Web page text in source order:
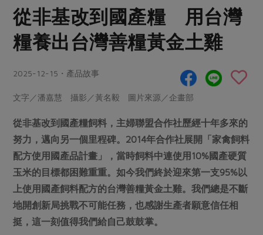
豆製品 米麵雜糧
肉品・水產
畜產肉類
水畜加工品
調理食材・點心
調味醬料/南北貨 烘焙
休閒零嘴 沖泡飲品
保健食品
居家好物
常備菜
蔬食
蛋料理
料理方式
烘焙．點心
醬料
湯品．鍋物
漬物
涼拌沙拉
飲品
更多預購活動
合作25-經典快閃最後一週
合作25-精選產品第四彈
更多當季產品
議題活動
主婦聯盟X樂齡網特約優惠案
社內大小事 合作聯合國
產品故事 生活提案
樂齡生活 親子食育
廚房瑜伽
減硝酸鹽 惜食
非基改運動 支持本土農糧
廢核運動 能源議題
減添加物 減塑減廢
公益金 食農教育
關於我們
合作社組織
產品檢驗
自主把關
檢驗報告
硝酸鹽檢驗
社員權益
合作社法規
從非基改到國產糧 用台灣
糧養出台灣善糧黃金土雞
2025-12-15・產品故事
文字／潘嘉慧 攝影／黃名毅 圖片來源／企畫部
從非基改到國產糧飼料，主婦聯盟合作社歷經十年多來的
努力，邁向另一個里程碑。2014年合作社展開「家禽飼料
配方使用國產品計畫」，當時飼料中連使用10%國產硬質
玉米的目標都困難重重。如今我們終於迎來第一支95%以
上使用國產飼料配方的台灣善糧黃金土雞。我們總是不斷
地開創新局挑戰不可能任務，也感謝生產者願意信任相
挺，這一刻值得我們給自己鼓鼓掌。